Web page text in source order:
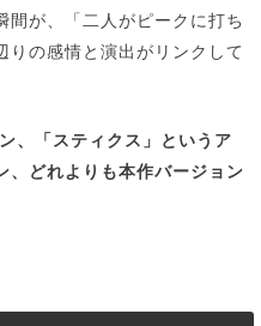
間が、「二人がピークに打ち
りの感情と演出がリンクして
、「スティクス」というア
、どれよりも本作バージョン